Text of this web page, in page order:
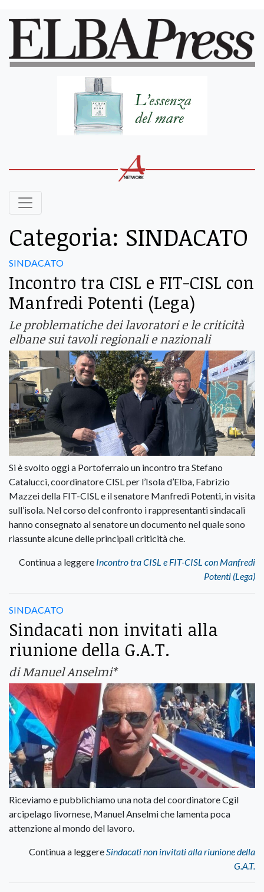
Categoria: SINDACATO
SINDACATO
Incontro tra CISL e FIT-CISL con
Manfredi Potenti (Lega)
Le problematiche dei lavoratori e le criticità
elbane sui tavoli regionali e nazionali
Si è svolto oggi a Portoferraio un incontro tra Stefano
Catalucci, coordinatore CISL per l’Isola d’Elba, Fabrizio
Mazzei della FIT-CISL e il senatore Manfredi Potenti, in visita
sull’isola. Nel corso del confronto i rappresentanti sindacali
hanno consegnato al senatore un documento nel quale sono
riassunte alcune delle principali criticità che.
Continua a leggere Incontro tra CISL e FIT-CISL con Manfredi
Potenti (Lega)
SINDACATO
Sindacati non invitati alla
riunione della G.A.T.
di Manuel Anselmi*
Riceviamo e pubblichiamo una nota del coordinatore Cgil
arcipelago livornese, Manuel Anselmi che lamenta poca
attenzione al mondo del lavoro.
Continua a leggereSindacati non invitati alla riunione della
G.A.T.